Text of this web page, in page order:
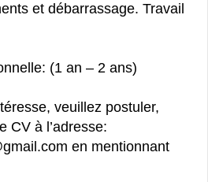
et débarrassage. Travail
(1 an – 2 ans)
veuillez postuler,
CV à l’adresse:
en mentionnant